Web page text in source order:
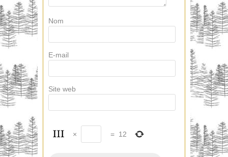
Nom
E-mail
Site web
× = 12